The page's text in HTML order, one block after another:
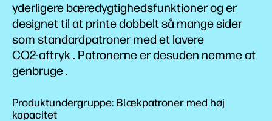
yderligere bæredygtighedsfunktioner og er
designet til at printe dobbelt så mange sider
som standardpatronermed et lavere
CO2-aftryk. Patronerne er desuden nemme at
genbruge.
Produktundergruppe: Blækpatroner med høj
kapacitet